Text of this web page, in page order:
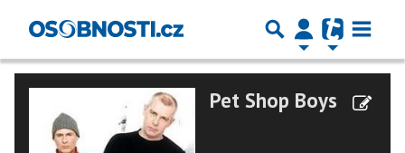
Pet Shop Boys